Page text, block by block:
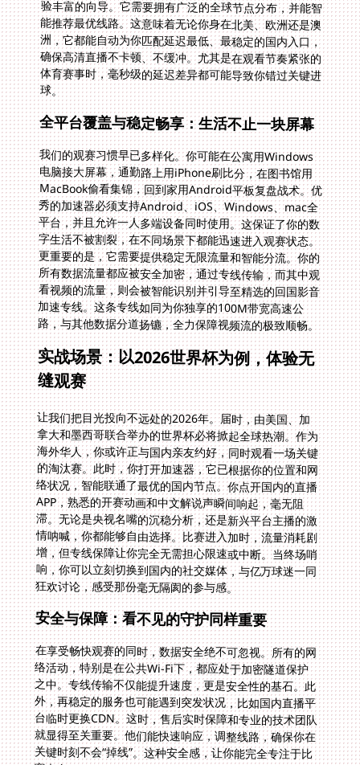
球。
全平台覆盖与稳定畅享：生活不止一块屏幕
我们的观赛习惯早已多样化。你可能在公寓用Windows
电脑接大屏幕，通勤路上用iPhone刷比分，在图书馆用
MacBook偷看集锦，回到家用Android平板复盘战术。优
秀的加速器必须支持Android、iOS、Windows、mac全
平台，并且允许一人多端设备同时使用。这保证了你的数
字生活不被割裂，在不同场景下都能迅速进入观赛状态。
更重要的是，它需要提供稳定无限流量和智能分流。你的
所有数据流量都应被安全加密，通过专线传输，而其中观
看视频的流量，则会被智能识别并引导至精选的回国影音
加速专线。这条专线如同为你独享的100M带宽高速公
路，与其他数据分道扬镳，全力保障视频流的极致顺畅。
实战场景：以2026世界杯为例，体验无
缝观赛
让我们把目光投向不远处的2026年。届时，由美国、加
拿大和墨西哥联合举办的世界杯必将掀起全球热潮。作为
海外华人，你或许正与国内亲友约好，同时观看一场关键
的淘汰赛。此时，你打开加速器，它已根据你的位置和网
络状况，智能联通了最优的国内节点。你点开国内的直播
APP，熟悉的开赛动画和中文解说声瞬间响起，毫无阻
滞。无论是央视名嘴的沉稳分析，还是新兴平台主播的激
情呐喊，你都能够自由选择。比赛进入加时，流量消耗剧
增，但专线保障让你完全无需担心限速或中断。当终场哨
响，你可以立刻切换到国内的社交媒体，与亿万球迷一同
狂欢讨论，感受那份毫无隔阂的参与感。
安全与保障：看不见的守护同样重要
在享受畅快观赛的同时，数据安全绝不可忽视。所有的网
络活动，特别是在公共Wi-Fi下，都应处于加密隧道保护
之中。专线传输不仅能提升速度，更是安全性的基石。此
外，再稳定的服务也可能遇到突发状况，比如国内直播平
台临时更换CDN。这时，售后实时保障和专业的技术团队
就显得至关重要。他们能快速响应，调整线路，确保你在
关键时刻不会“掉线”。这种安全感，让你能完全专注于比